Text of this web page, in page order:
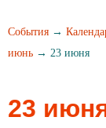
События →
июнь → 23 июня
23